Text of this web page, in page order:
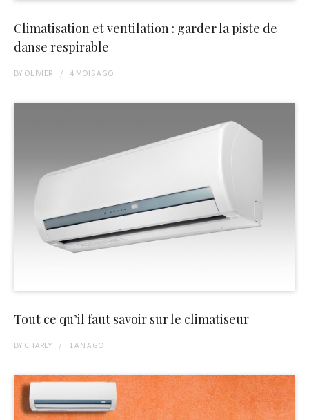
Climatisation et ventilation : garder la piste de
danse respirable
BY OLIVIER 4 MOISAGO
Tout ce qu’il faut savoir sur le climatiseur
BY CHARLY 1 AN AGO